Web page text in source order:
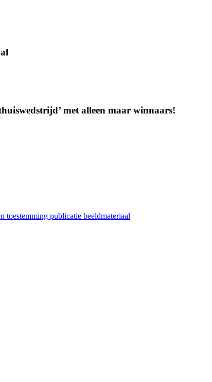
met alleen maar winnaars!
toestemming publicatie beeldmateriaal